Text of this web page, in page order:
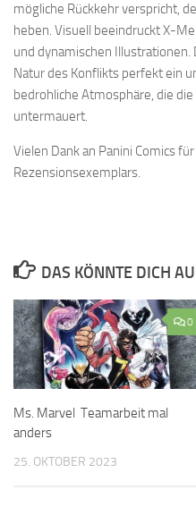
mögliche Rückkehr verspricht,
heben. Visuell beeindruckt X-
und dynamischen Illustrationen.
Natur des Konflikts perfekt ein
bedrohliche Atmosphäre, die
untermauert.
Vielen Dank an Panini Comics
Rezensionsexemplars.
DAS KÖNNTE DICH
0
Ms. Marvel Teamarbeit mal
anders
25. OKTOBER 2023